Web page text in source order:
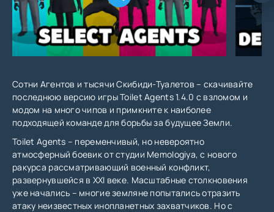
Сотни Агентов и тысячи Скибиди-Туалетов – скачивайте
последнюю версию игры Toilet Agents 1.4.0 с взломом и
модом на много чипов и примкните к наиболее
подходящей команде для борьбы за будущее Земли.
Toilet Agents – переменчивый, но невероятно
атмосферный боевик от студии Memologiya, с нового
ракурса рассматривающий военный конфликт,
развернувшейся в XXI веке. Масштабные столкновения
уже начались – многие земляне попытались отразить
атаку неизвестных инопланетных захватчиков. Но с